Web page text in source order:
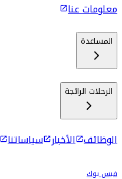
معلومات عنا
المساعدة
الرحلات الرائجة
الوظائف الأخبار سياساتنا
فيس بوك